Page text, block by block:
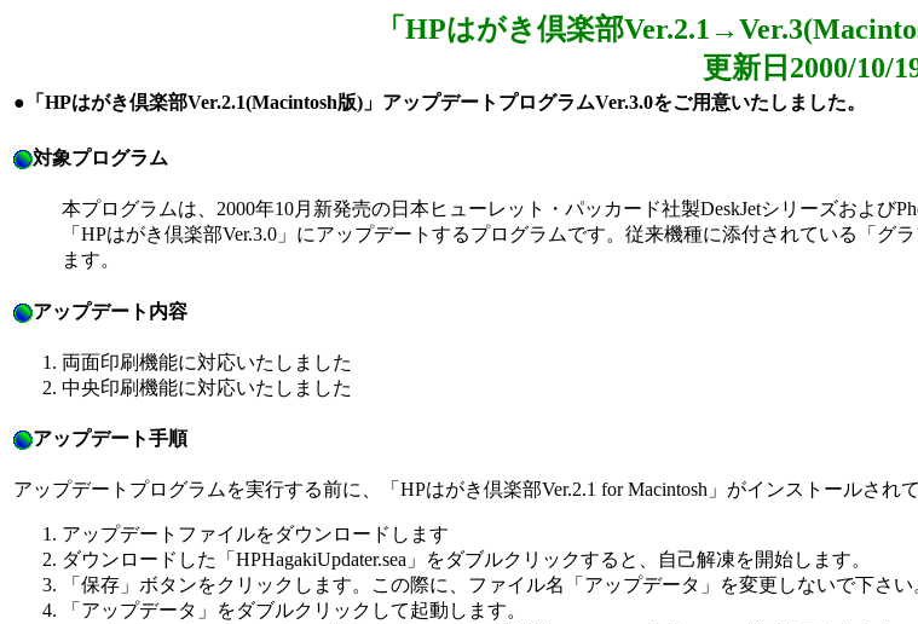
「HPはがき倶楽部
更新日2000/10/
●「HPはがき倶楽部Ver.2.1(Macintosh版)」アップデートプログラムVer.3.0をご用意いたしました。
対象プログラム
本プログラムは、2000年10月新発売の日本ヒューレット・パッカード社製DeskJetシリーズおよび
「HPはがき倶楽部Ver.3.0」にアップデートするプログラムです。従来機種に添付されている「グ
ます。
アップデート内容
両面印刷機能に対応いたしました
中央印刷機能に対応いたしました
アップデート手順
アップデートプログラムを実行する前に、「HPはがき倶楽部Ver.2.1 for Macintosh」がインストールされ
アップデートファイルをダウンロードします
ダウンロードした「HPHagakiUpdater.sea」をダブルクリックすると、自己解凍を開始します。
「保存」ボタンをクリックします。この際に、ファイル名「アップデータ」を変更しないで下さい
「アップデータ」をダブルクリックして起動します。